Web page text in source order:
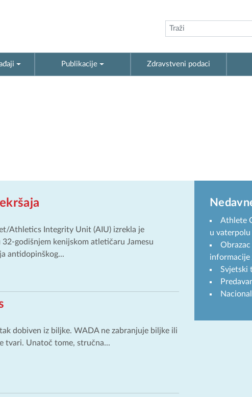
Publikacije Zdravstveni podaci
Athletics Integrity Unit (AIU) izrekla je
godišnjem kenijskom atletičaru Jamesu
antidopinškog...
dobiven iz biljke. WADA ne zabranjuje biljke ili
tvari. Unatoč tome, stručna...
Athlete
u
informacije
Svjetski